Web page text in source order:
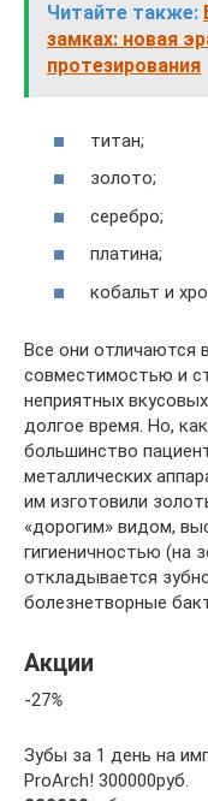
Читайте также:
замках: новая
протезирования
титан;
золото;
серебро;
платина;
кобальт и
Все они отличаются
совместимостью и
неприятных
долгое время. Но,
большинство
металлических
им изготовили
«дорогим» видом,
гигиеничностью (на
откладывается
болезнетворные
Акции
-27%
Зубы за 1 день на
ProArch! 300000руб.